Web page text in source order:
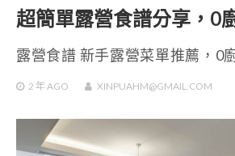
超簡單露營食譜分享，0
露營食譜 新手露營菜單推薦，0
2 年 AGO XINPUAHM@GMAIL.COM